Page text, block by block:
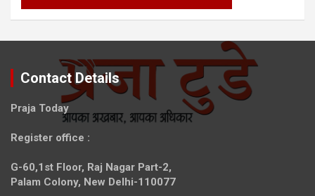
Contact Details
Praja Today
Register office :
G-60,1st Floor, Raj Nagar Part-2,
Palam Colony, New Delhi-110077